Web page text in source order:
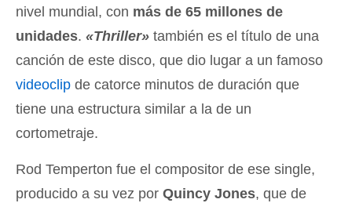
nivel mundial, con más de 65 millones de
unidades. «Thriller» también es el título de una
canción de este disco, que dio lugar a un famoso
videoclip de catorce minutos de duración que
tiene una estructura similar a la de un
cortometraje.
Rod Temperton fue el compositor de ese single,
producido a su vez por Quincy Jones, que de